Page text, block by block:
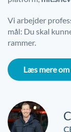
Vi arbejder
mål: Du skal
rammer.
Læs mere om